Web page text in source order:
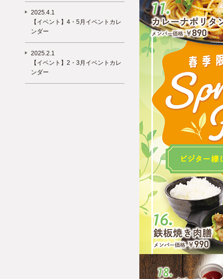
2025.4.1
【イベント】4・5月イベントカレ
ンダー
2025.2.1
【イベント】2・3月イベントカレ
ンダー